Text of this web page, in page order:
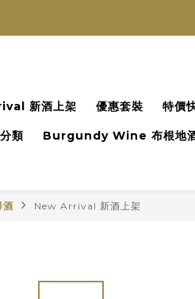
新酒上架 優惠套裝 特價
類 Burgundy Wine 布根地
酒 New Arrival 新酒上架